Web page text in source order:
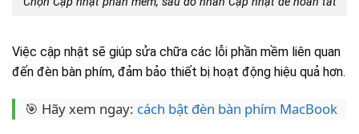
Việc cập nhật sẽ giúp sửa chữa các lỗi phần mềm liên quan
đến đèn bàn phím, đảm bảo thiết bị hoạt động hiệu quả hơn.
🎯 Hãy xem ngay: cách bật đèn bàn phím MacBook